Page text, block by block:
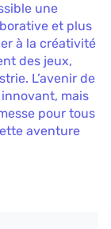
une
et plus
à la créativité
des jeux,
L’avenir de
mais
pour tous
aventure